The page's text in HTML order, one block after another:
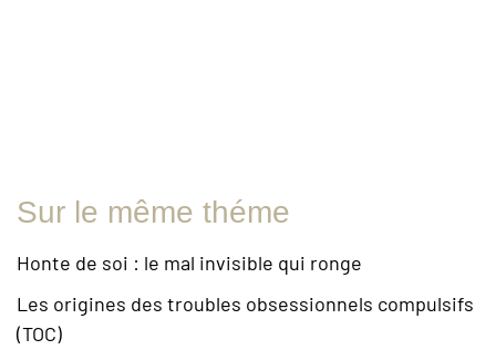
Sur le même théme
Honte de soi : le mal invisible qui ronge
Les origines des troubles obsessionnels compulsifs
(TOC)